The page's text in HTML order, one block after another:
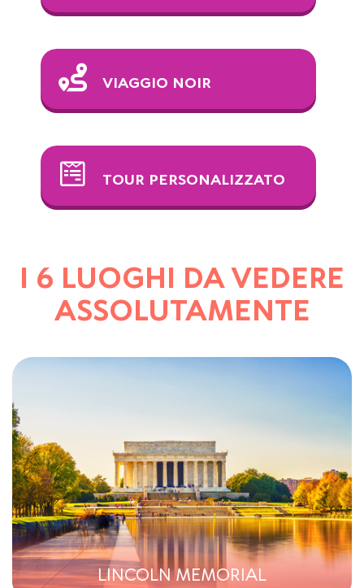
VIAGGIO NOIR
TOUR PERSONALIZZATO
I 6 LUOGHI DA VEDERE
ASSOLUTAMENTE
LINCOLN MEMORIAL